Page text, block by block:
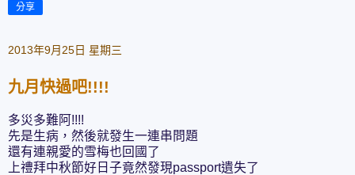
分享
2013年9月25日 星期三
九月快過吧!!!!
多災多難阿!!!!
先是生病，然後就發生一連串問題
還有連親愛的雪梅也回國了
上禮拜中秋節好日子竟然發現passport遺失了